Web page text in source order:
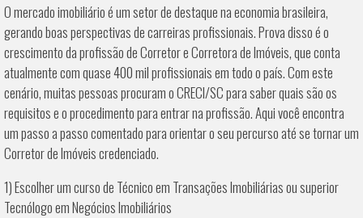
O mercado imobiliário é um setor de destaque na economia brasileira,
gerando boas perspectivas de carreiras profissionais. Prova disso é o
crescimento da profissão de Corretor e Corretora de Imóveis, que conta
atualmente com quase 400 mil profissionais em todo o país. Com este
cenário, muitas pessoas procuram o CRECI/SC para saber quais são os
requisitos e o procedimento para entrar na profissão. Aqui você encontra
um passo a passo comentado para orientar o seu percurso até se tornar um
Corretor de Imóveis credenciado.
1) Escolher um curso de Técnico em Transações Imobiliárias ou superior
Tecnólogo em Negócios Imobiliários